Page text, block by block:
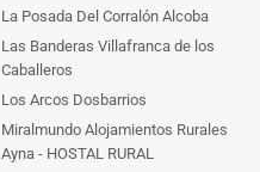
La Posada Del Corralón Alcoba
Las Banderas Villafranca de los
Caballeros
Los Arcos Dosbarrios
Miralmundo Alojamientos Rurales
Ayna - HOSTAL RURAL